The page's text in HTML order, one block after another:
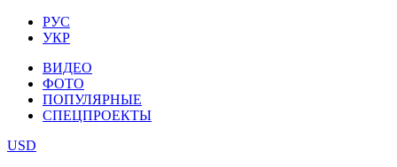
РУС
УКР
ВИДЕО
ФОТО
ПОПУЛЯРНЫЕ
СПЕЦПРОЕКТЫ
USD